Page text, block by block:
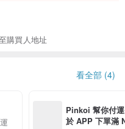
購買人地址
看全部 (4)
Pinkoi 幫你付
於 APP 下單滿